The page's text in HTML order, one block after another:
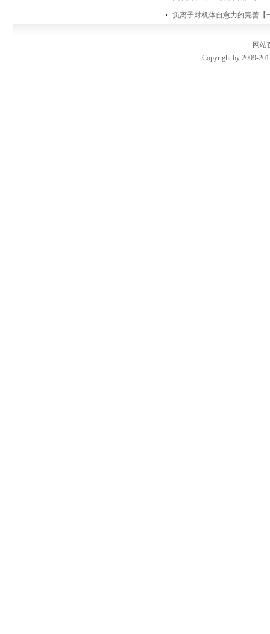
负离子对机体自愈力的完善【
网站
Copyright by 2009-